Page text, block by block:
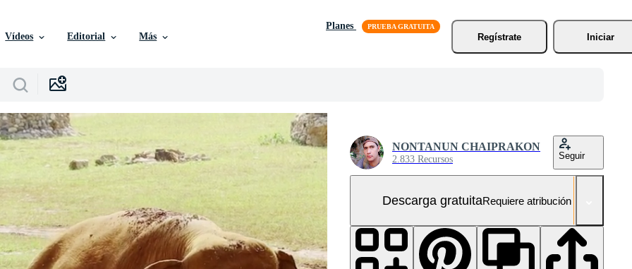
Vídeos Editorial Más
Planes
Regístrate
Iniciar
NONTANUN CHAIPRAKON
2.833 Recursos Seguir
Descarga gratuitaRequiere atribución